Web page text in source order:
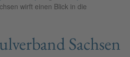
wirft einen Blick in die
Sachsen